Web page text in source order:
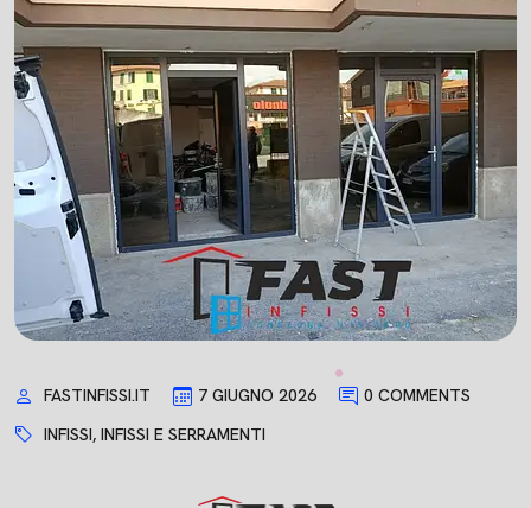
FASTINFISSI.IT 7 GIUGNO 2026
0 COMMENTS
INFISSI, INFISSI E SERRAMENTI